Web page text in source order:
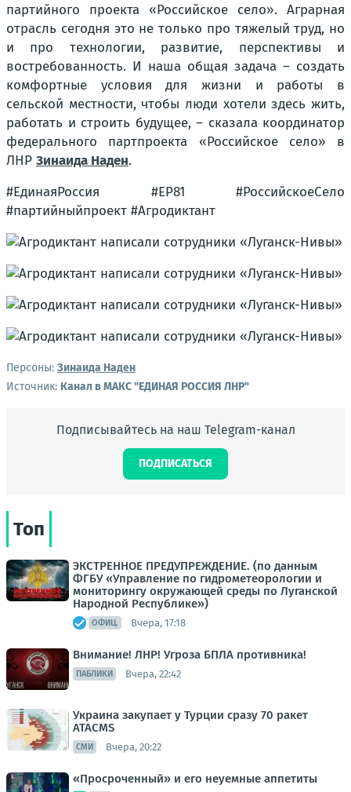
партийного проекта «Российское село». Аграрная
отрасль сегодня это не только про тяжелый труд, но
и про технологии, развитие, перспективы и
востребованность. И наша общая задача – создать
комфортные условия для жизни и работы в
сельской местности, чтобы люди хотели здесь жить,
работать и строить будущее, – сказала координатор
федерального партпроекта «Российское село» в
ЛНР Зинаида Наден.
#ЕдинаяРоссия #ЕР81 #РоссийскоеСело
#партийныйпроект #Агродиктант
Персоны: Зинаида Наден
Источник: Канал в МАКС "ЕДИНАЯ РОССИЯ ЛНР"
Подписывайтесь на наш Telegram-канал
ПОДПИСАТЬСЯ
Топ
ЭКСТРЕННОЕ ПРЕДУПРЕЖДЕНИЕ. (по данным
ФГБУ «Управление по гидрометеорологии и
мониторингу окружающей среды по Луганской
Народной Республике»)
ОФИЦ. Вчера, 17:18
Внимание! ЛНР! Угроза БПЛА противника!
ПАБЛИКИ Вчера, 22:42
Украина закупает у Турции сразу 70 ракет
ATACMS
СМИ Вчера, 20:22
«Просроченный» и его неуемные аппетиты